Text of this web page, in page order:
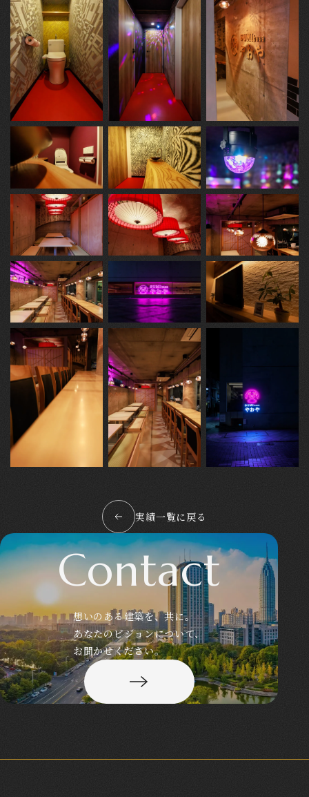
実績一覧に戻る
Contact
想いのある建築を、共に。
あなたのビジョンについて、
お聞かせください。